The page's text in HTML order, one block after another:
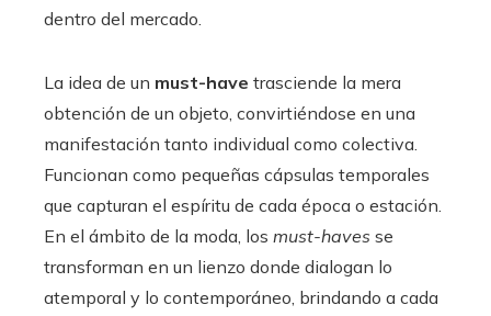
dentro del mercado.
La idea de un must-have trasciende la mera
obtención de un objeto, convirtiéndose en una
manifestación tanto individual como colectiva.
Funcionan como pequeñas cápsulas temporales
que capturan el espíritu de cada época o estación.
En el ámbito de la moda, los must-haves se
transforman en un lienzo donde dialogan lo
atemporal y lo contemporáneo, brindando a cada